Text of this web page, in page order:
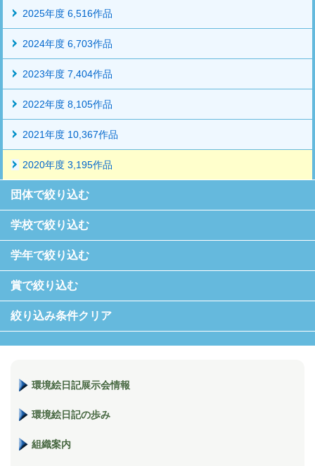
2025年度 6,516作品
2024年度 6,703作品
2023年度 7,404作品
2022年度 8,105作品
2021年度 10,367作品
2020年度 3,195作品
団体で絞り込む
学校で絞り込む
学年で絞り込む
賞で絞り込む
絞り込み条件クリア
環境絵日記展示会情報
環境絵日記の歩み
組織案内